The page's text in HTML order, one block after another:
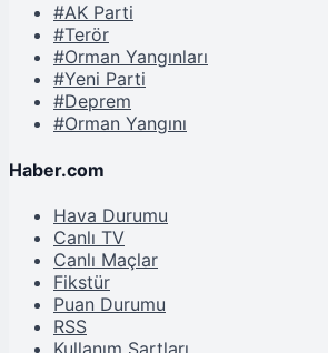
#AK Parti
#Terör
#Orman Yangınları
#Yeni Parti
#Deprem
#Orman Yangını
Haber.com
Hava Durumu
Canlı TV
Canlı Maçlar
Fikstür
Puan Durumu
RSS
Kullanım Şartları